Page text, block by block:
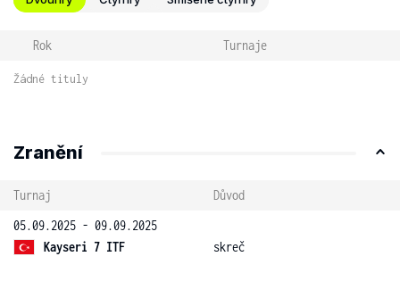
Rok Turnaje
Žádné tituly
Zranění
Turnaj
Důvod
05.09.2025 - 09.09.2025
Kayseri 7 ITF
skreč